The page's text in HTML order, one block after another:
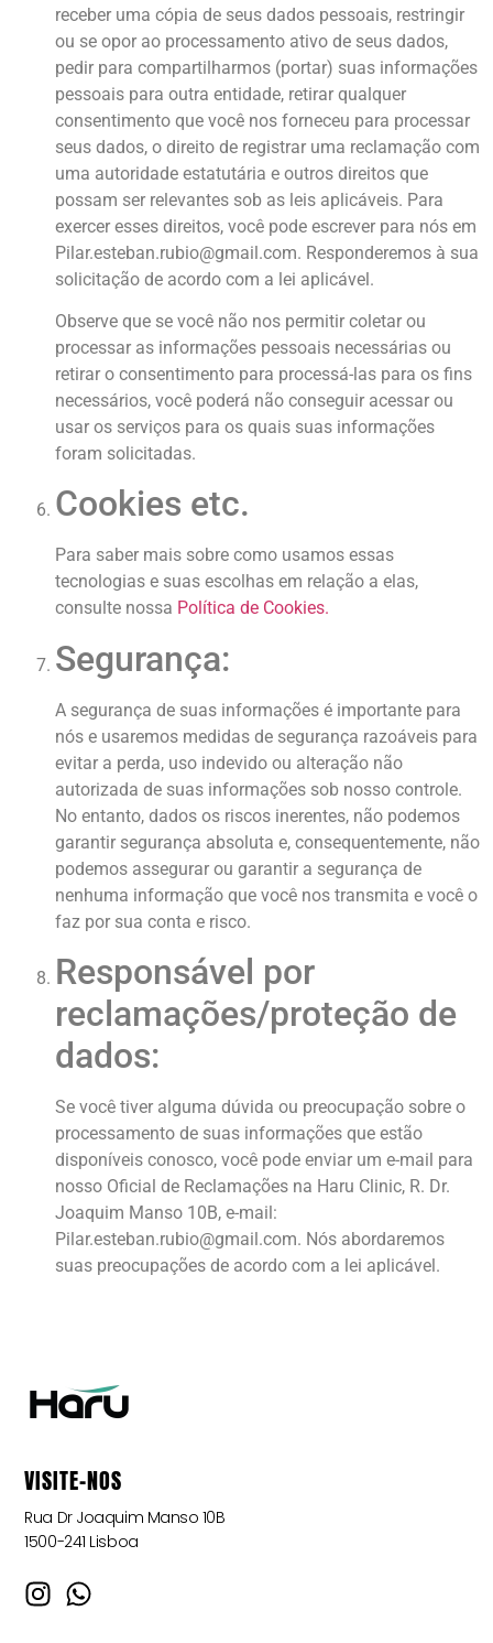
receber uma cópia de seus dados pessoais, restringir
ou se opor ao processamento ativo de seus dados,
pedir para compartilharmos (portar) suas informações
pessoais para outra entidade, retirar qualquer
consentimento que você nos forneceu para processar
seus dados, o direito de registrar uma reclamação com
uma autoridade estatutária e outros direitos que
possam ser relevantes sob as leis aplicáveis. Para
exercer esses direitos, você pode escrever para nós em
Pilar.esteban.rubio@gmail.com. Responderemos à sua
solicitação de acordo com a lei aplicável.
Observe que se você não nos permitir coletar ou
processar as informações pessoais necessárias ou
retirar o consentimento para processá-las para os fins
necessários, você poderá não conseguir acessar ou
usar os serviços para os quais suas informações
foram solicitadas.
Cookies etc.
Para saber mais sobre como usamos essas
tecnologias e suas escolhas em relação a elas,
consulte nossa Política de Cookies.
Segurança:
A segurança de suas informações é importante para
nós e usaremos medidas de segurança razoáveis ​​para
evitar a perda, uso indevido ou alteração não
autorizada de suas informações sob nosso controle.
No entanto, dados os riscos inerentes, não podemos
garantir segurança absoluta e, consequentemente, não
podemos assegurar ou garantir a segurança de
nenhuma informação que você nos transmita e você o
faz por sua conta e risco.
Responsável por
reclamações/proteção de
dados:
Se você tiver alguma dúvida ou preocupação sobre o
processamento de suas informações que estão
disponíveis conosco, você pode enviar um e-mail para
nosso Oficial de Reclamações na Haru Clinic, R. Dr.
Joaquim Manso 10B, e-mail:
Pilar.esteban.rubio@gmail.com. Nós abordaremos
suas preocupações de acordo com a lei aplicável.
VISITE-NOS
Rua Dr Joaquim Manso 10B
1500-241 Lisboa